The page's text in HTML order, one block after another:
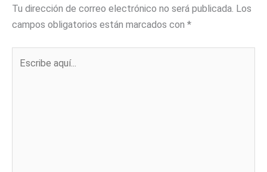
Tu dirección de correo electrónico no será publicada. Los
campos obligatorios están marcados con *